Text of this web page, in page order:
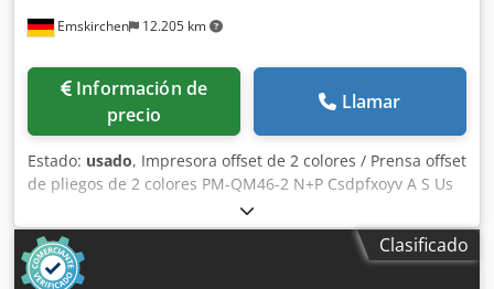
Emskirchen 12.205 km
Información de
precio
Llamar
Estado: usado, Impresora offset de 2 colores / Prensa offset
de pliegos de 2 colores PM-QM46-2 N+P Csdpfxoyv A S Us
Af Herf Inspección por vídeo en línea a través de
WhatsApp - MS Zoom - Telegram En stock en
Emskirchen/Núremberg - Disponible de inmediato - Puede
ser probada
Clasificado